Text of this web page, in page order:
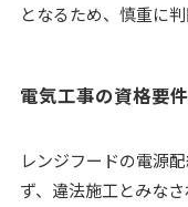
となるため、慎重に判
電気工事の資格要
レンジフードの電源
ず、違法施工とみな